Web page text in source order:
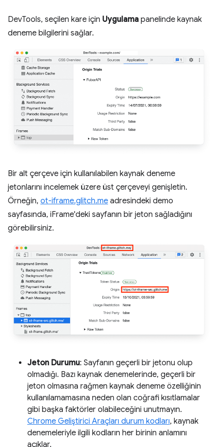
DevTools, seçilen kare için Uygulama panelinde kaynak
deneme bilgilerini sağlar.
Bir alt çerçeve için kullanılabilen kaynak deneme
jetonlarını incelemek üzere üst çerçeveyi genişletin.
Örneğin, ot-iframe.glitch.me adresindeki demo
sayfasında, iFrame'deki sayfanın bir jeton sağladığını
görebilirsiniz.
Jeton Durumu: Sayfanın geçerli bir jetonu olup
olmadığı. Bazı kaynak denemelerinde, geçerli bir
jeton olmasına rağmen kaynak deneme özelliğinin
kullanılamamasına neden olan coğrafi kısıtlamalar
gibi başka faktörler olabileceğini unutmayın.
Chrome Geliştirici Araçları durum kodları, kaynak
denemeleriyle ilgili kodların her birinin anlamını
açıklar.